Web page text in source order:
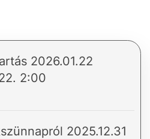
2026.01.22
2:00
2025.12.31